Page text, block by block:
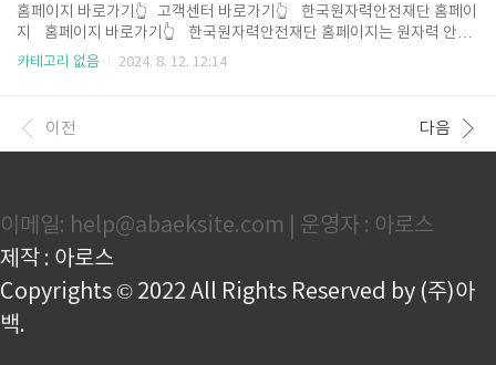
또한, 지속적으로 자료를 업데이트하고 새로운 연구 결과를 반영하여 한국
학 연구의 발전에 기여하고 있습니다. 한국학에 관심 있는 모든 이들에게
유용한 자원이 되는 이 홈페이지는 한국학 연구의 중요한 거점 역..
홈페이지 바로가기👆 고객센터 바로가기👆 한국원자력안전재단 홈페이
지 홈페이지 바로가기👆 한국원자력안전재단 홈페이지는 원자력 안전
과 관련된 다양한 정보를 제공하는 중요한 플랫폼입니다. 이곳에서는 원자
일정도 안내되어 있어 시민들이 원자력 안전에 대해 더 깊이 이해할 수 있
도록 돕습니다. 사용자 친화적인 디자인으로 구성되어 있어 누구나 편리하
카테고리 없음 2024. 8. 12. 12:14
이전 다음
이메일: help@abaeksite.com | 운영자 : 아로스
제작 : 아로스
Copyrights © 2022 All Rights Reserved by (주)아
백.